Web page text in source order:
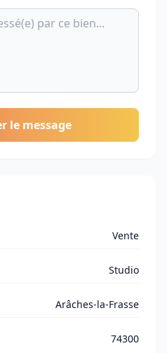
le message
Vente
Studio
Arâches-la-Frasse
74300